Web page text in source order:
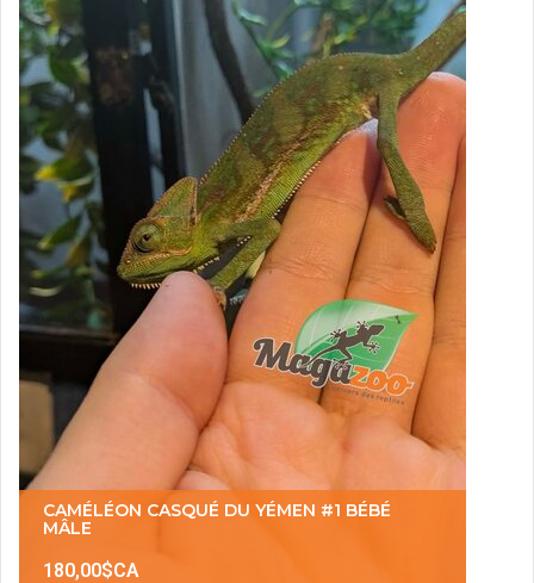
CAMÉLÉON CASQUÉ DU YÉMEN #1 BÉBÉ
MÂLE
180,00$CA